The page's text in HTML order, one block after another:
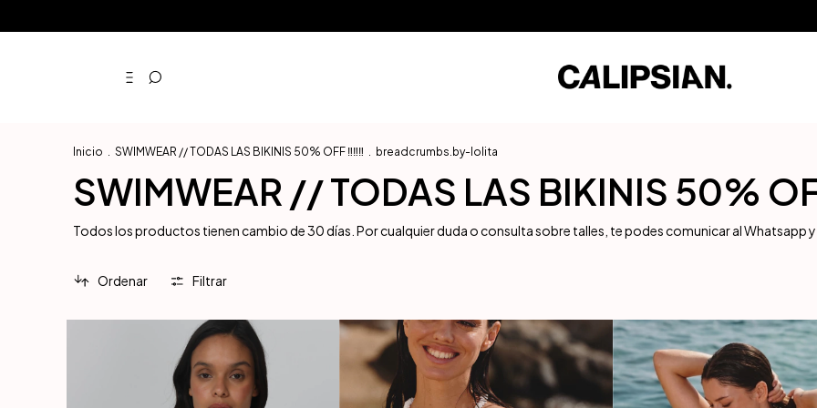
Inicio . SWIMWEAR // TODAS LAS BIKINIS 50% OFF ‼️‼️‼️ . breadcrumbs.by-lolita
SWIMWEAR // TODAS LAS BIKINIS 50%
Todos los productos tienen cambio de 30 días. Por cualquier duda o consulta sobre talles, te podes comunicar al Whatsapp
Ordenar Filtrar